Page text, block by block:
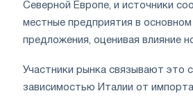
Северной Европе, и источники
местные предприятия в основном
предложения, оценивая влияние
Участники рынка связывают это
зависимостью Италии от